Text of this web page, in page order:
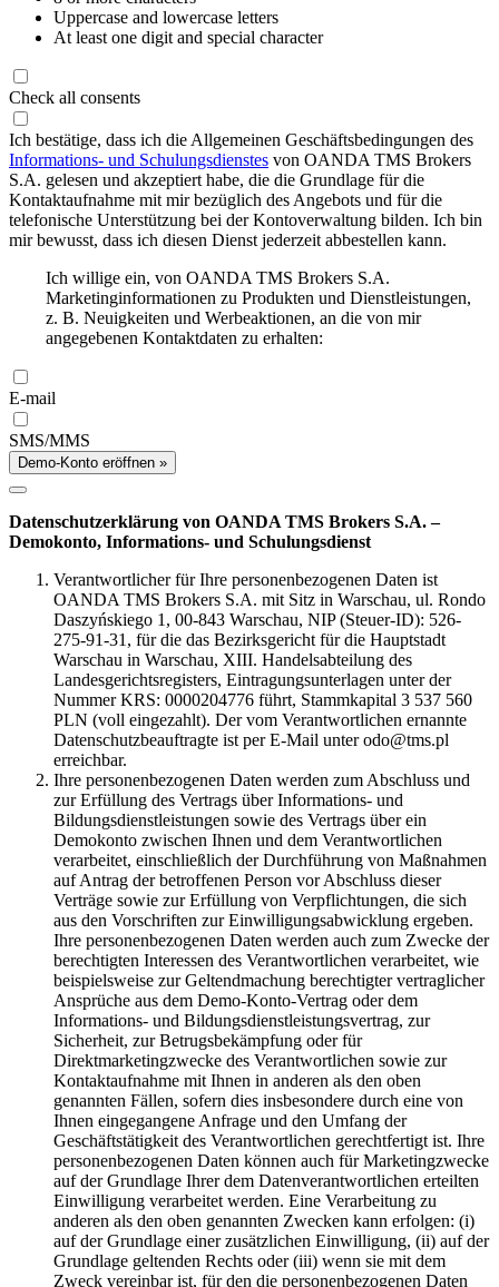
Uppercase and lowercase letters
At least one digit and special character
Check all consents
Ich bestätige, dass ich die Allgemeinen Geschäftsbedingungen des
Informations- und Schulungsdienstes von OANDA TMS Brokers
S.A. gelesen und akzeptiert habe, die die Grundlage für die
Kontaktaufnahme mit mir bezüglich des Angebots und für die
telefonische Unterstützung bei der Kontoverwaltung bilden. Ich bin
mir bewusst, dass ich diesen Dienst jederzeit abbestellen kann.
Ich willige ein, von OANDA TMS Brokers S.A.
Marketinginformationen zu Produkten und Dienstleistungen,
z. B. Neuigkeiten und Werbeaktionen, an die von mir
angegebenen Kontaktdaten zu erhalten:
E-mail
SMS/MMS
Demo-Konto eröffnen »
Datenschutzerklärung von OANDA TMS Brokers S.A. –
Demokonto, Informations- und Schulungsdienst
Verantwortlicher für Ihre personenbezogenen Daten ist
OANDA TMS Brokers S.A. mit Sitz in Warschau, ul. Rondo
Daszyńskiego 1, 00-843 Warschau, NIP (Steuer-ID): 526-
275-91-31, für die das Bezirksgericht für die Hauptstadt
Warschau in Warschau, XIII. Handelsabteilung des
Landesgerichtsregisters, Eintragungsunterlagen unter der
Nummer KRS: 0000204776 führt, Stammkapital 3 537 560
PLN (voll eingezahlt). Der vom Verantwortlichen ernannte
Datenschutzbeauftragte ist per E-Mail unter odo@tms.pl
erreichbar.
Ihre personenbezogenen Daten werden zum Abschluss und
zur Erfüllung des Vertrags über Informations- und
Bildungsdienstleistungen sowie des Vertrags über ein
Demokonto zwischen Ihnen und dem Verantwortlichen
verarbeitet, einschließlich der Durchführung von Maßnahmen
auf Antrag der betroffenen Person vor Abschluss dieser
Verträge sowie zur Erfüllung von Verpflichtungen, die sich
aus den Vorschriften zur Einwilligungsabwicklung ergeben.
Ihre personenbezogenen Daten werden auch zum Zwecke der
berechtigten Interessen des Verantwortlichen verarbeitet, wie
beispielsweise zur Geltendmachung berechtigter vertraglicher
Ansprüche aus dem Demo-Konto-Vertrag oder dem
Informations- und Bildungsdienstleistungsvertrag, zur
Sicherheit, zur Betrugsbekämpfung oder für
Direktmarketingzwecke des Verantwortlichen sowie zur
Kontaktaufnahme mit Ihnen in anderen als den oben
genannten Fällen, sofern dies insbesondere durch eine von
Ihnen eingegangene Anfrage und den Umfang der
Geschäftstätigkeit des Verantwortlichen gerechtfertigt ist. Ihre
personenbezogenen Daten können auch für Marketingzwecke
auf der Grundlage Ihrer dem Datenverantwortlichen erteilten
Einwilligung verarbeitet werden. Eine Verarbeitung zu
anderen als den oben genannten Zwecken kann erfolgen: (i)
auf der Grundlage einer zusätzlichen Einwilligung, (ii) auf der
Grundlage geltenden Rechts oder (iii) wenn sie mit dem
Zweck vereinbar ist, für den die personenbezogenen Daten